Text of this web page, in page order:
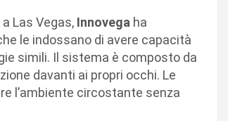
Las Vegas, Innovega ha
le indossano di avere capacità
simili. Il sistema è composto da
davanti ai propri occhi. Le
l’ambiente circostante senza